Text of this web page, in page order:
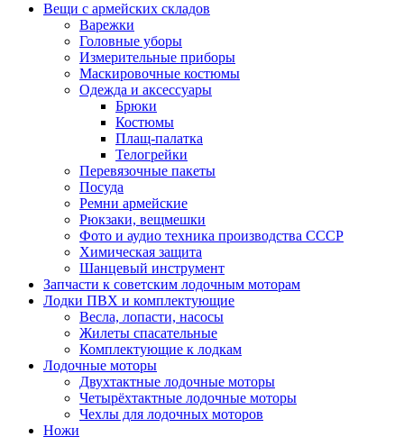
Вещи с армейских складов
Варежки
Головные уборы
Измерительные приборы
Маскировочные костюмы
Одежда и аксессуары
Брюки
Костюмы
Плащ-палатка
Телогрейки
Перевязочные пакеты
Посуда
Ремни армейские
Рюкзаки, вещмешки
Фото и аудио техника производства СССР
Химическая защита
Шанцевый инструмент
Запчасти к советским лодочным моторам
Лодки ПВХ и комплектующие
Весла, лопасти, насосы
Жилеты спасательные
Комплектующие к лодкам
Лодочные моторы
Двухтактные лодочные моторы
Четырёхтактные лодочные моторы
Чехлы для лодочных моторов
Ножи